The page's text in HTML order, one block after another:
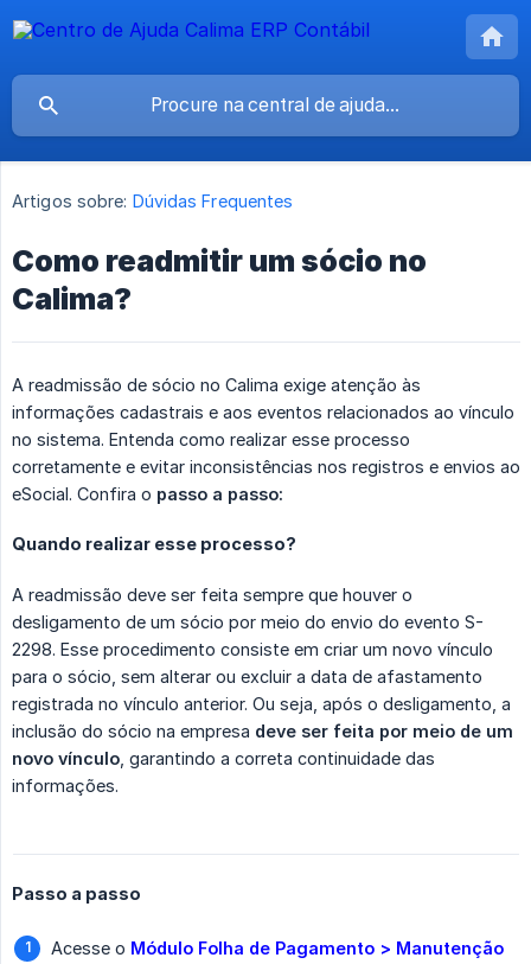
Artigos sobre: Dúvidas Frequentes
Como readmitir um sócio no
Calima?
A readmissão de sócio no Calima exige atenção às
informações cadastrais e aos eventos relacionados ao vínculo
no sistema. Entenda como realizar esse processo
corretamente e evitar inconsistências nos registros e envios ao
eSocial. Confira o passo a passo:
Quando realizar esse processo?
A readmissão deve ser feita sempre que houver o
desligamento de um sócio por meio do envio do evento S-
2298. Esse procedimento consiste em criar um novo vínculo
para o sócio, sem alterar ou excluir a data de afastamento
registrada no vínculo anterior. Ou seja, após o desligamento, a
inclusão do sócio na empresa deve ser feita por meio de um
novo vínculo , garantindo a correta continuidade das
informações.
Passo a passo
Acesse o Módulo Folha de Pagamento > Manutenção